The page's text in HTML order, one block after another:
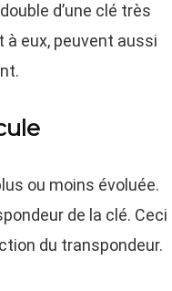
d’une clé très
eux, peuvent aussi
ou moins évoluée.
de la clé. Ceci
du transpondeur.